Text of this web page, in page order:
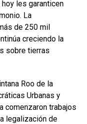
les garanticen
La
de 250 mil
creciendo la
sobre tierras
Roo de la
Urbanas y
comenzaron trabajos
legalización de